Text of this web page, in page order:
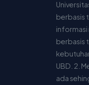
berbasis
informasi
berbasis
UBD. 2.
ada